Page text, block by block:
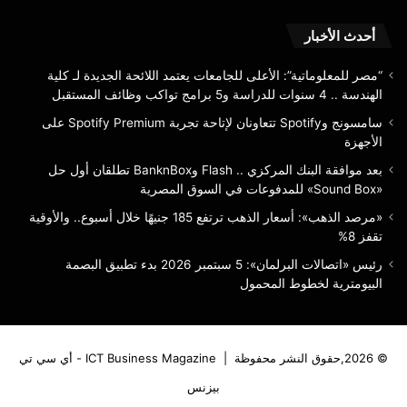
أحدث الأخبار
“مصر للمعلوماتية”: الأعلى للجامعات يعتمد اللائحة الجديدة لـ كلية
الهندسة .. 4 سنوات للدراسة و5 برامج تواكب وظائف المستقبل
سامسونج وSpotify تتعاونان لإتاحة تجربة Spotify Premium على
الأجهزة
بعد موافقة البنك المركزي .. Flash وBanknBox تطلقان أول حل
«Sound Box» للمدفوعات في السوق المصرية
«مرصد الذهب»: أسعار الذهب ترتفع 185 جنيهًا خلال أسبوع.. والأوقية
تقفز 8%
رئيس «اتصالات البرلمان»: 5 سبتمبر 2026 بدء تطبيق البصمة
البيومترية لخطوط المحمول
© 2026,حقوق النشر محفوظة |
ICT Business Magazine - أي سي تي
بيزنس